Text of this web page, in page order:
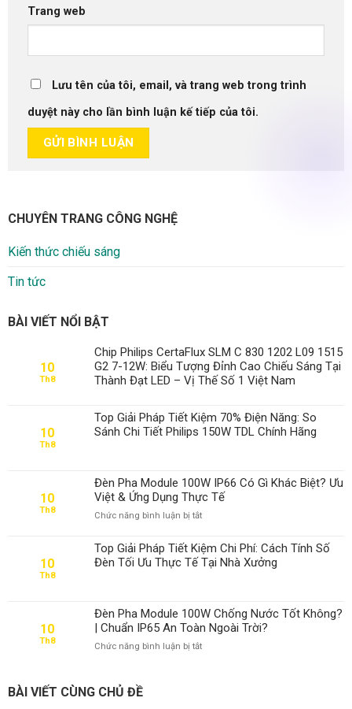
Trang web
Lưu tên của tôi, email, và trang web trong trình
duyệt này cho lần bình luận kế tiếp của tôi.
CHUYÊN TRANG CÔNG NGHỆ
Kiến thức chiếu sáng
Tin tức
BÀI VIẾT NỔI BẬT
10
Th8
Chip Philips CertaFlux SLM C 830 1202 L09 1515
G2 7-12W: Biểu Tượng Đỉnh Cao Chiếu Sáng Tại
Thành Đạt LED – Vị Thế Số 1 Việt Nam
10
Th8
Top Giải Pháp Tiết Kiệm 70% Điện Năng: So
Sánh Chi Tiết Philips 150W TDL Chính Hãng
10
Th8
Đèn Pha Module 100W IP66 Có Gì Khác Biệt? Ưu
Việt & Ứng Dụng Thực Tế
Chức năng bình luận bị tắtở
Pha
Module
100W
Gì
Khác
Biệt?
Ưu
10
Th8
Top Giải Pháp Tiết Kiệm Chi Phí: Cách Tính Số
Đèn Tối Ưu Thực Tế Tại Nhà Xưởng
10
Th8
Đèn Pha Module 100W Chống Nước Tốt Không?
| Chuẩn IP65 An Toàn Ngoài Trời?
Chức năng bình luận bị tắtở
BÀI VIẾT CÙNG CHỦ ĐỀ